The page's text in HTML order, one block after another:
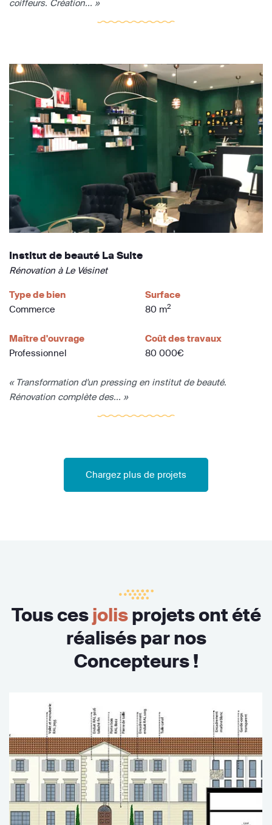
coiffeurs. Création... »
Institut de beauté La Suite
Rénovation à Le Vésinet
Type de bien
Commerce
Surface
80 m2
Maître d'ouvrage
Professionnel
Coût des travaux
80 000€
« Transformation d'un pressing en institut de beauté.
Rénovation complète des... »
Chargez plus de projets
Tous cesjolisprojets ont été
réalisés par nos
Concepteurs !